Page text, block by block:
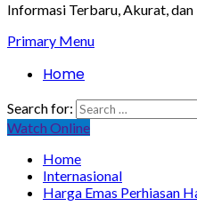
Informasi Terbaru, Akurat,
Primary Menu
Home
Search for:
Watch Online
Home
Internasional
Harga Emas Perhiasan